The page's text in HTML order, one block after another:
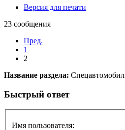
Версия для печати
23 сообщения
Пред.
1
2
Название раздела:
Быстрый ответ
Имя пользователя: